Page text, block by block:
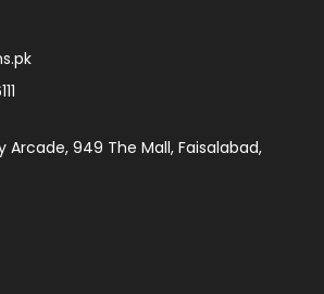
Arcade, 949 The Mall, Faisalabad,